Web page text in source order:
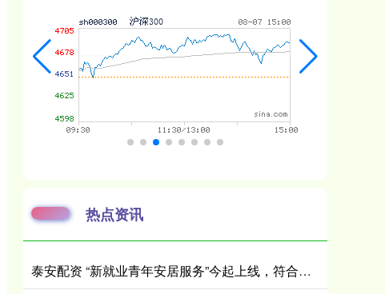
热点资讯
泰安配资 “新就业青年安居服务”今起上线，符合条件可优惠租赁保租房